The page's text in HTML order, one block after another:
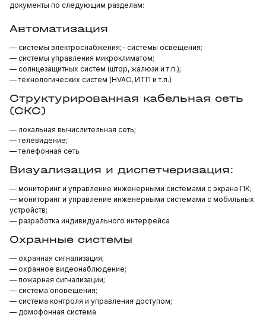
документы по следующим разделам:
Автоматизация
— системы электроснабжения;- системы освещения;
— системы управления микроклиматом;
— солнцезащитных систем (штор, жалюзи и т.п.);
— технологических систем (HVAC, ИТП и т.п.)
Структурированная кабельная сеть
(СКС)
— локальная вычислительная сеть;
— телевидение;
— телефонная сеть
Визуализация и диспетчеризация:
— мониторинг и управление инженерными системами с экрана ПК;
— мониторинг и управление инженерными системами с мобильных
устройств;
— разработка индивидуального интерфейса
Охранные системы
— охранная сигнализация;
— охранное видеонаблюдение;
— пожарная сигнализации;
— система оповещения;
— система контроля и управления доступом;
— домофонная система